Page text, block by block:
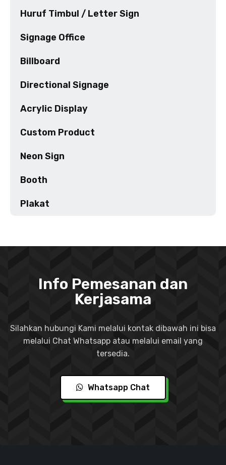
Huruf Timbul / Letter Sign
Signage Office
Billboard
Directional Signage
Acrylic Display
Custom Product
Neon Sign
Booth
Plakat
Info Pemesanan dan
Kerjasama
Silahkan hubungi Kami melalui kontak dibawah ini bisa
melalui Chat Whatsapp atau melalui email yang
tersedia.
Whatsapp Chat